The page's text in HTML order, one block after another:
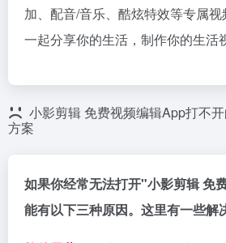
加、配音/音乐、酷炫特效等专属
一起分享你的生活，制作你的生活
小影剪辑 免费视频编辑App打不
方案
如果你经常无法打开"小影剪辑 免
能有以下三种原因。这里有一些解